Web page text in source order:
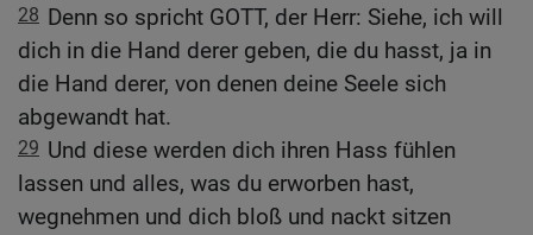
28 Denn so spricht GOTT, der Herr: Siehe, ich will
dich in die Hand derer geben, die du hasst, ja in
die Hand derer, von denen deine Seele sich
abgewandt hat.
29 Und diese werden dich ihren Hass fühlen
lassen und alles, was du erworben hast,
wegnehmen und dich bloß und nackt sitzen